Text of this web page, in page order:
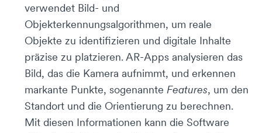
verwendet Bild- und
Objekterkennungsalgorithmen, um reale
Objekte zu identifizieren und digitale Inhalte
präzise zu platzieren. AR-Apps analysieren das
Bild, das die Kamera aufnimmt, und erkennen
markante Punkte, sogenannte Features, um den
Standort und die Orientierung zu berechnen.
Mit diesen Informationen kann die Software